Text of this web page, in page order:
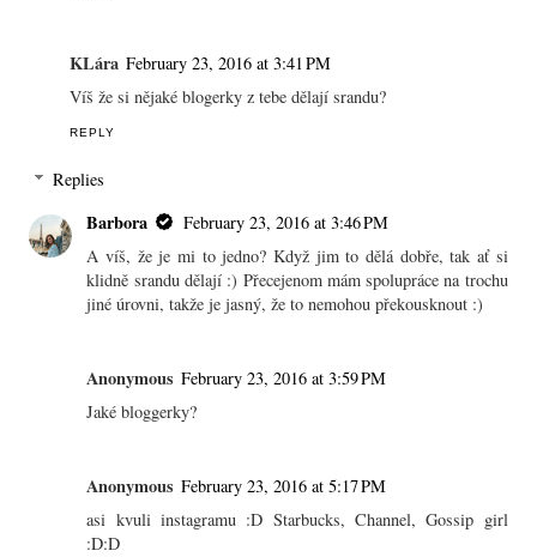
KLára February 23, 2016 at 3:41 PM
Víš že si nějaké blogerky z tebe dělají srandu?
REPLY
Replies
Barbora
February 23, 2016 at 3:46 PM
A víš, že je mi to jedno? Když jim to dělá dobře, tak ať si
klidně srandu dělají :) Přecejenom mám spolupráce na trochu
jiné úrovni, takže je jasný, že to nemohou překousknout :)
Anonymous February 23, 2016 at 3:59 PM
Jaké bloggerky?
Anonymous February 23, 2016 at 5:17 PM
asi kvuli instagramu :D Starbucks, Channel, Gossip girl
:D:D